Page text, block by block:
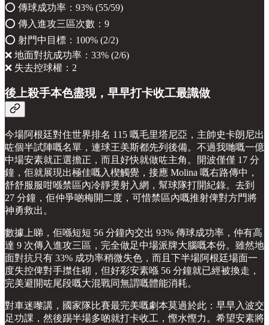
⭕️ 傳球成功率：93% (55/59)
⭕️ 傳入進攻三區次數：9
⭕️ 射門中目標：100% (2/2)
❌ 地面對抗成功率：33% (2/6)
❌ 失去控球權：2
後上殺手本色盡現，早早打卡收工最識做
今場阿根廷對住世界排名 115 嘅毛里塔尼亞，主帥史卡朗尼出
咗個半試陣嘅名單，連球王美斯都先列後備。不過我哋嘅一億
中場安素就正選擔正，而且好快就做咗主角。開波僅僅 17 分
鐘，佢就展現出極佳嘅入楔觸覺，接應 Molina 嘅右路傳中，
舒舒服服咁喺禁區內冷靜燙射入網，幫球隊打開紀錄。去到
27 分鐘，佢仲爭啲梅開二度，可惜禁區內嘅推射俾對方門將
神勇救出。
數據上睇，佢喺短短 56 分鐘內交出 93% 傳球成功率，仲有高
達 9 次傳入進攻三區，完全做足中場派牌大腦嘅本份。雖然地
面對抗只有 33% 成功率稍微失色，而且下半場阿根廷場面一
度失控俾對手㩒住砌，但好彩安素喺 56 分鐘就已經被換走，
完美避開咗尾段嘅大混戰同無謂嘅體能消耗。
對車迷嚟講，國家隊比賽最完美嘅劇本莫過於此：早早入波交
足功課，然後踢半場多啲就打卡收工，慳水慳力。希望安素將